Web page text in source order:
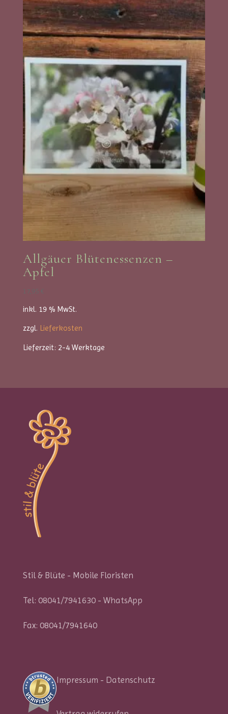
Allgäuer Blütenessenzen –
Apfel
17,95 €
inkl. 19 % MwSt.
zzgl. Lieferkosten
Lieferzeit: 2-4 Werktage
Stil & Blüte - Mobile Floristen
Tel: 08041/7941630- WhatsApp
Fax: 08041/7941640
Impressum - Datenschutz